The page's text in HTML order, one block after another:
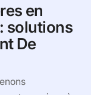
en
solutions
De